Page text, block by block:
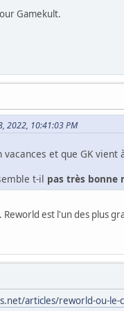
Gamekult.
2022, 10:41:03 PM
vacances et que GK
t-il pas très bonne
est l'un des plus
articles/reworld-ou-le-